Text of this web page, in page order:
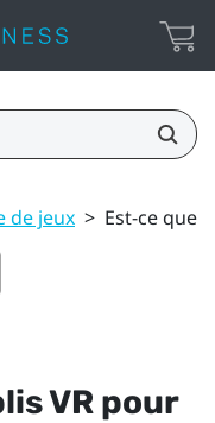
de jeux > Est-ce que
VR pour